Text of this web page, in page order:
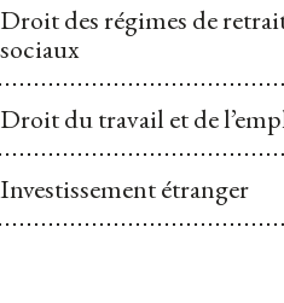
Droit des régimes de
sociaux
Droit du travail et de
Investissement étranger